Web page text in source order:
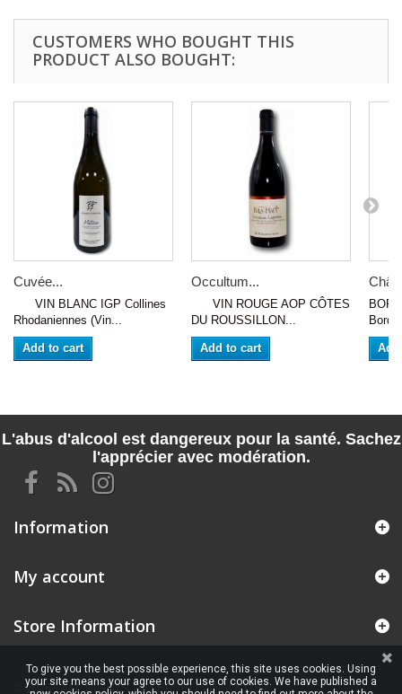
CUSTOMERS WHO BOUGHT THIS
PRODUCT ALSO BOUGHT:
Cuvée...
VIN BLANC IGP Collines
Rhodaniennes (Vin...
Add to cart
Occultum...
VIN ROUGE AOP CÔTES
DU ROUSSILLON...
Add to cart
L'abus d'alcool est dangereux pour la santé. Sachez
l'apprécier avec modération.
Information
© 2026 - ALL RIGHTS RESERVED VINSOLITE
My account
Store Information
To give you the best possible experience, this site uses cookies. Using
your site means your agree to our use of cookies. We have published a